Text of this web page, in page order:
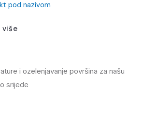
pod nazivom
više